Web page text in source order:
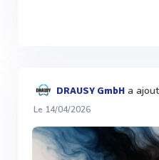
DRAUSY GmbH a
Le 14/04/2026